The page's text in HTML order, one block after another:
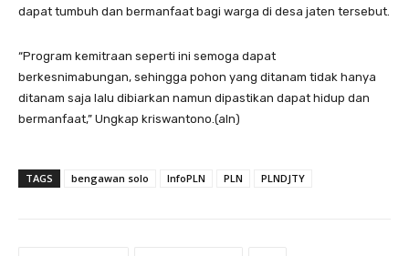
dapat tumbuh dan bermanfaat bagi warga di desa jaten tersebut.
“Program kemitraan seperti ini semoga dapat
berkesnimabungan, sehingga pohon yang ditanam tidak hanya
ditanam saja lalu dibiarkan namun dipastikan dapat hidup dan
bermanfaat,” Ungkap kriswantono.(aln)
TAGS bengawan solo InfoPLN PLN PLNDJTY